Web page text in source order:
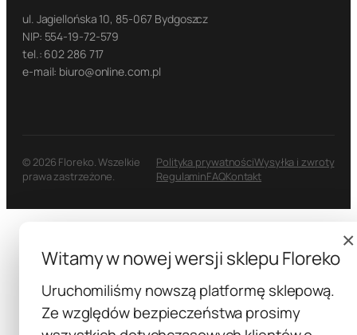
ul. Jagiellońska 10, 85-067 Bydgoszcz
NIP: 554-19-72-579
tel.: 602 286 717
e-mail: biuro@online.com.pl
© 2026 Floreko. Wszelkie
prawa zastrzeżone.
Polityka prywatnościWysyłka i zwroty
RegulaminFAQKontakt
×
Witamy w nowej wersji sklepu Floreko
Uruchomiliśmy nowszą platformę sklepową.
Ze względów bezpieczeństwa prosimy